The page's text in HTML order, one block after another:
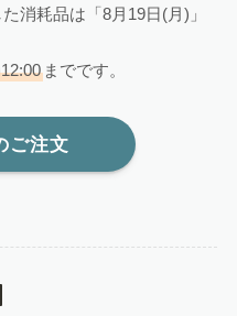
消耗品は「8月19日(月)」
までです。
ご注文